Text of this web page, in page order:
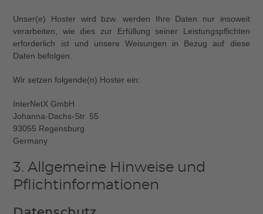
Unser(e) Hoster wird bzw. werden Ihre Daten nur insoweit
verarbeiten, wie dies zur Erfüllung seiner Leistungspflichten
erforderlich ist und unsere Weisungen in Bezug auf diese
Daten befolgen.
Wir setzen folgende(n) Hoster ein:
InterNetX GmbH
Johanna-Dachs-Str. 55
93055 Regensburg
Germany
3. Allgemeine Hinweise und
Pflicht­informationen